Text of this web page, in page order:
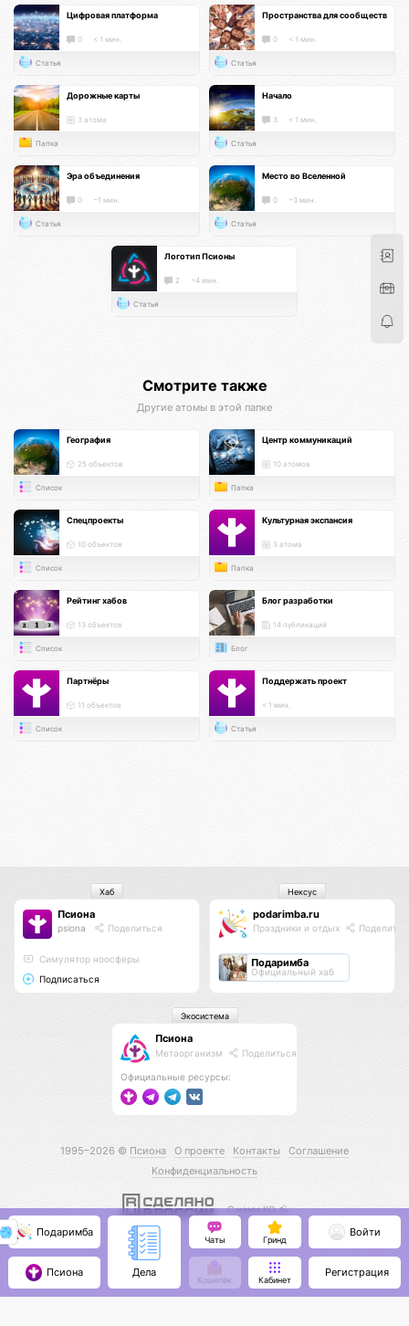
Цифровая платформа
0 < 1 мин.
Статья
Пространства для сообществ
0 < 1 мин.
Статья
Дорожные карты
3 атома
Папка
Начало
3 < 1 мин.
Статья
Эра объединения
0 ~1 мин.
Статья
Место во Вселенной
0 ~3 мин.
Статья
Логотип Псионы
2 ~4 мин.
Статья
Смотрите также
Другие атомы в этой папке
География
25 объектов
Список
Центр коммуникаций
10 атомов
Папка
Спецпроекты
10 объектов
Список
Культурная экспансия
3 атома
Папка
Рейтинг хабов
13 объектов
Список
Блог разработки
14 публикаций
Блог
Партнёры
11 объектов
Список
Поддержать проект
< 1 мин.
Статья
Псиона
psiona Поделиться
Cимулятор ноосферы
Подписаться
Хаб
podarimba.ru
Праздники и отдых
Подаримба
Официальный хаб
Нексус
Псиона
Метаорганизм Поделиться
Официальные ресурсы:
Экосистема
1995–2026 © Псиона О проекте Контакты
Соглашение
Конфиденциальность
С нами КО 🕉️
Подаримба
Псиона Дела
Чаты Гринд
Кошелёк Кабинет
Войти
Регистрация